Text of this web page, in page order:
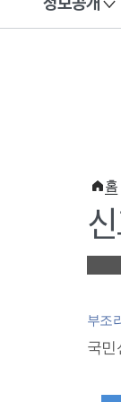
이 누리집은
홈
부조
국민